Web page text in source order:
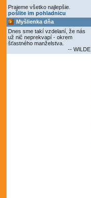
Prajeme všetko najlepšie.
pošlite im pohladnicu
Myšlienka dňa
Dnes sme takí vzdelaní, že nás
už nič neprekvapí - okrem
šťastného manželstva.
-- WILDE